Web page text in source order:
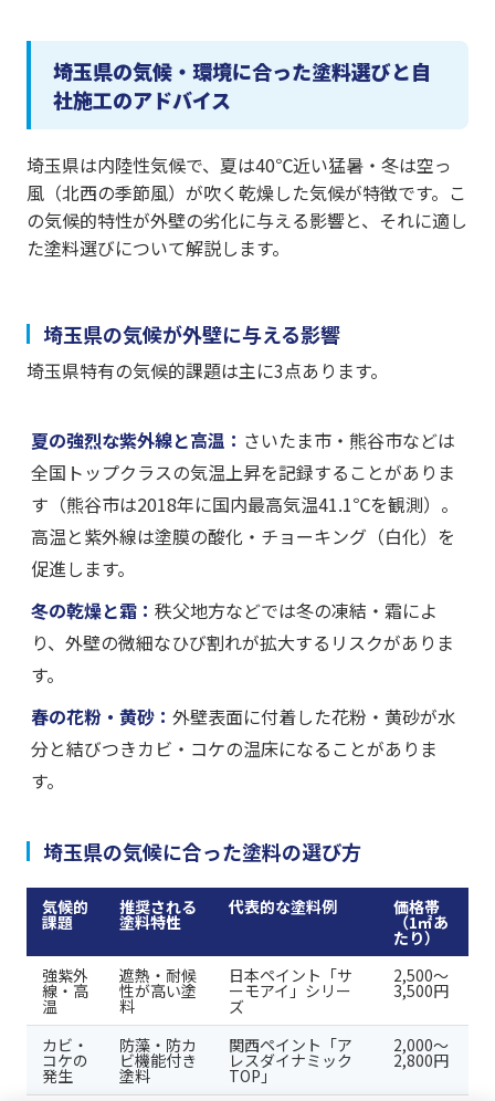
埼玉県の気候・環境に合った塗料選びと自
社施工のアドバイス
埼玉県は内陸性気候で、夏は40℃近い猛暑・冬は空っ
風（北西の季節風）が吹く乾燥した気候が特徴です。こ
の気候的特性が外壁の劣化に与える影響と、それに適し
た塗料選びについて解説します。
埼玉県の気候が外壁に与える影響
埼玉県特有の気候的課題は主に3点あります。
夏の強烈な紫外線と高温： さいたま市・熊谷市などは
全国トップクラスの気温上昇を記録することがありま
す（熊谷市は2018年に国内最高気温41.1℃を観測）。
高温と紫外線は塗膜の酸化・チョーキング（白化）を
促進します。
冬の乾燥と霜： 秩父地方などでは冬の凍結・霜によ
り、外壁の微細なひび割れが拡大するリスクがありま
す。
春の花粉・黄砂： 外壁表面に付着した花粉・黄砂が水
分と結びつきカビ・コケの温床になることがありま
す。
埼玉県の気候に合った塗料の選び方
気候的
課題
推奨される
塗料特性
代表的な塗料例 価格帯
（1㎡あ
たり）
強紫外
線・高
温
遮熱・耐候
性が高い塗
料
日本ペイント「サ
ーモアイ」シリー
ズ
2,500〜
3,500円
カビ・
コケの
発生
防藻・防カ
ビ機能付き
塗料
関西ペイント「ア
レスダイナミック
TOP」
2,000〜
2,800円